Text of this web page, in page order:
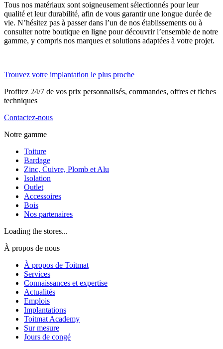
Tous nos matériaux sont soigneusement sélectionnés pour leur
qualité et leur durabilité, afin de vous garantir une longue durée de
vie. N’hésitez pas à passer dans l’un de nos établissements ou à
consulter notre boutique en ligne pour découvrir l’ensemble de notre
gamme, y compris nos marques et solutions adaptées à votre projet.
Trouvez votre implantation le plus proche
Profitez 24/7 de vos prix personnalisés, commandes, offres et fiches
techniques
Contactez-nous
Notre gamme
Toiture
Bardage
Zinc, Cuivre, Plomb et Alu
Isolation
Outlet
Accessoires
Bois
Nos partenaires
Loading the stores...
À propos de nous
À propos de Toitmat
Services
Connaissances et expertise
Actualités
Emplois
Implantations
Toitmat Academy
Sur mesure
Jours de congé